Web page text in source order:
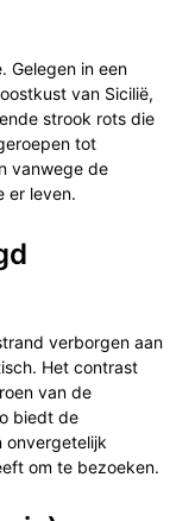
Gelegen in een
van Sicilië,
strook rots die
tot
vanwege de
er leven.
verborgen aan
Het contrast
van de
biedt de
onvergetelijk
om te bezoeken.